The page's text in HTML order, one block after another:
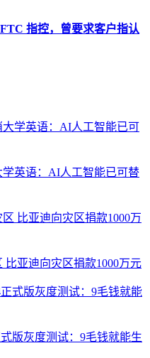
指控，曾要求客户指认
英语：AI人工智能已可替
亚迪向灾区捐款1000万元
版灰度测试：9毛钱就能生